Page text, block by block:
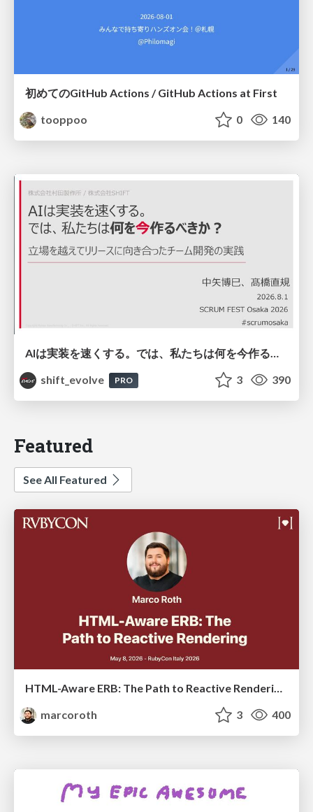
初めてのGitHub Actions / GitHub Actions at First
tooppoo
0 140
AIは実装を速くする。では、私たちは何を今作るべきか？－立場を越えてリリースに向き合ったチーム開発の実践 / 20260801 Hiromi Nakaya and Naoki Takahashi
shift_evolve
PRO 3 390
Featured
See All Featured
HTML-Aware ERB: The Path to Reactive Rendering @ RubyCon 2026, Rimini, Italy
marcoroth
3 400